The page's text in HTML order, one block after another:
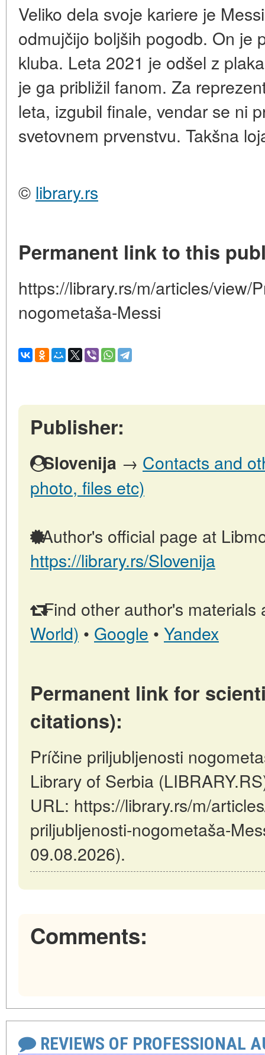
Veliko dela svoje kariere je
odmujčijo boljših pogodb. On je
kluba. Leta 2021 je odšel z
je ga približil fanom. Za
leta, izgubil finale, vendar se ni
svetovnem prvenstvu. Takšna
© library.rs
Permanent link to this
https://library.rs/m/articles/view/
nogometaša-Messi
Publisher:
Slovenija → Contacts and
photo, files etc)
Author's official page at
https://library.rs/Slovenija
Find other author's materials
World) • Google • Yandex
Permanent link for
citations):
Príčine priljubljenosti
Library of Serbia
URL: https://library.rs/m/
priljubljenosti-nogometaša-
09.08.2026).
Comments:
REVIEWS OF PROFESSIONAL